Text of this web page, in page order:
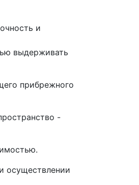
и
выдерживать
прибрежного
-
осуществлении